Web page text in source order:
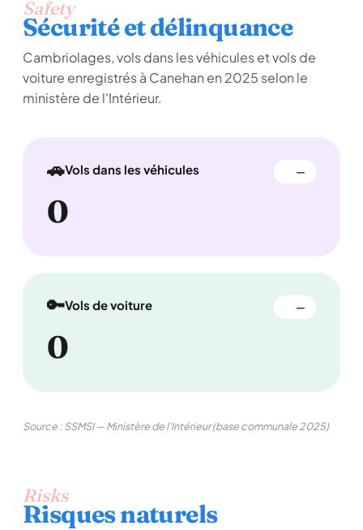
Safety
Sécurité et délinquance
Cambriolages, vols dans les véhicules et vols de
voiture enregistrés à Canehan en 2025 selon le
ministère de l'Intérieur.
🚗Vols dans les véhicules —
0
🔑Vols de voiture —
0
Source : SSMSI — Ministère de l'Intérieur (base communale 2025)
Risks
Risques naturels